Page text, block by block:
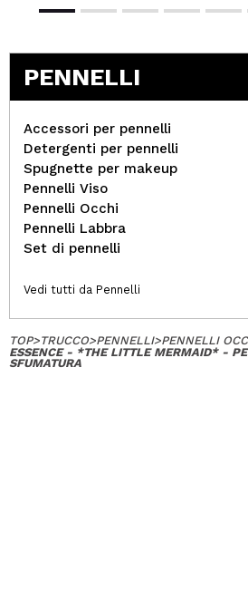
PENNELLI
Accessori per pennelli
Detergenti per pennelli
Spugnette per makeup
Pennelli Viso
Pennelli Occhi
Pennelli Labbra
Set di pennelli
Vedi tutti da Pennelli
TOP>TRUCCO>PENNELLI>PENNELLI
ESSENCE - *THE LITTLE MERMAID* -
SFUMATURA